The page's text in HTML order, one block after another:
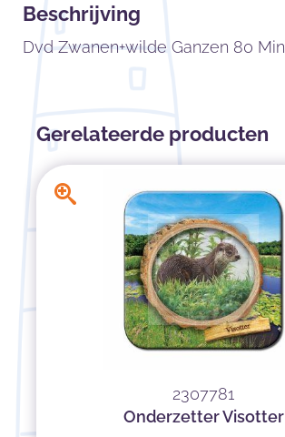
Beschrijving
Dvd Zwanen+wilde Ganzen 80 Min
Gerelateerde producten
2307781
Onderzetter Visotter